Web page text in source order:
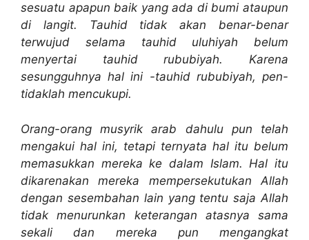
sesuatu apapun baik yang ada di bumi ataupun
di langit. Tauhid tidak akan benar-benar
terwujud selama tauhid uluhiyah belum
menyertai tauhid rububiyah. Karena
sesungguhnya hal ini -tauhid rububiyah, pen-
tidaklah mencukupi.
Orang-orang musyrik arab dahulu pun telah
mengakui hal ini, tetapi ternyata hal itu belum
memasukkan mereka ke dalam Islam. Hal itu
dikarenakan mereka mempersekutukan Allah
dengan sesembahan lain yang tentu saja Allah
tidak menurunkan keterangan atasnya sama
sekali dan mereka pun mengangkat